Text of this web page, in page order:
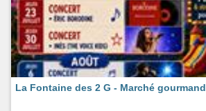
La Fontaine des 2 G - Marché gourmand